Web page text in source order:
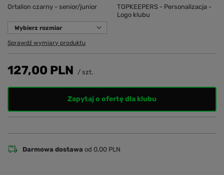
Ortalion czarny - senior/junior
Wybierz rozmiar
Sprawdź wymiary produktu
TOPKEEPERS - Personalizacja -
Logo klubu
127,00 PLN / szt.
Zapytaj o ofertę dla klubu
Darmowa dostawa od 0,00 PLN